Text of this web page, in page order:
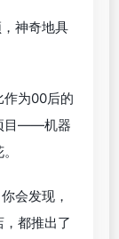
神奇地具
作为00后的
目——机器
会发现，
都推出了